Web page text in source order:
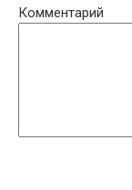
Комментарий